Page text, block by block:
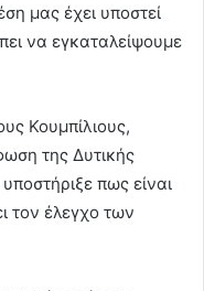
μας έχει υποστεί
να εγκαταλείψουμε
Κουμπίλιους,
της Δυτικής
πως είναι
τον έλεγχο των